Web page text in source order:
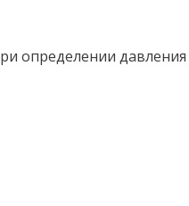
определении давления